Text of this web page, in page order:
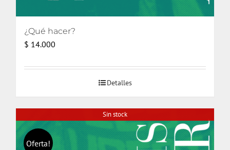
¿Qué hacer?
$ 14.000
Detalles
Sin stock
Oferta!